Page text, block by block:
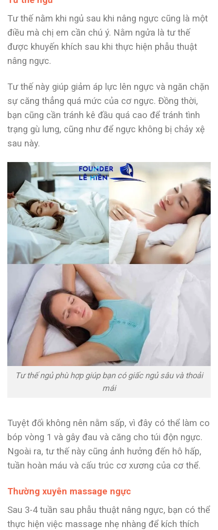
Tư thế nằm khi ngủ sau khi nâng ngực cũng là một
điều mà chị em cần chú ý. Nằm ngửa là tư thế
được khuyến khích sau khi thực hiện phẫu thuật
nâng ngực.
Tư thế này giúp giảm áp lực lên ngực và ngăn chặn
sự căng thẳng quá mức của cơ ngực. Đồng thời,
bạn cũng cần tránh kê đầu quá cao để tránh tình
trạng gù lưng, cũng như để ngực không bị chảy xệ
sau này.
Tư thế ngủ phù hợp giúp bạn có giấc ngủ sâu và thoải
mái
Tuyệt đối không nên nằm sấp, vì đây có thể làm co
bóp vòng 1 và gây đau và căng cho túi độn ngực.
Ngoài ra, tư thế này cũng ảnh hưởng đến hô hấp,
tuần hoàn máu và cấu trúc cơ xương của cơ thể.
Thường xuyên massage ngực
Sau 3-4 tuần sau phẫu thuật nâng ngực, bạn có thể
thực hiện việc massage nhẹ nhàng để kích thích